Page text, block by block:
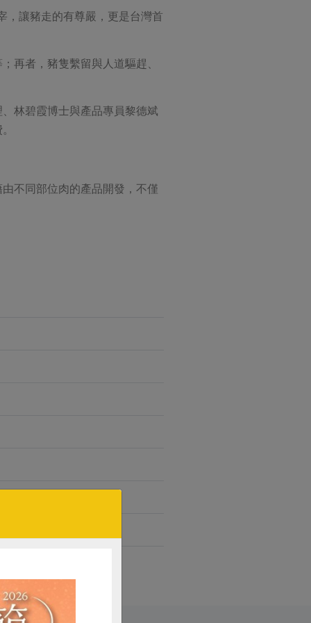
，讓豬走的有尊嚴，更是台灣首
再者，豬隻繫留與人道驅趕、
林碧霞博士與產品專員黎德斌
不同部位肉的產品開發，不僅